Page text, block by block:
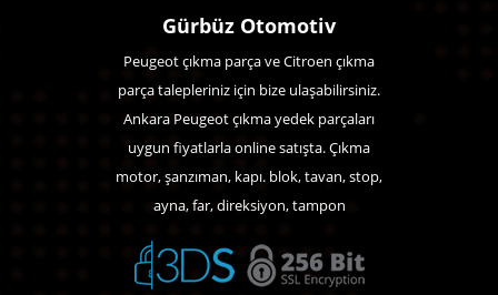
Gürbüz Otomotiv
Peugeot çıkma parça ve Citroen çıkma
parça talepleriniz için bize ulaşabilirsiniz.
Ankara Peugeot çıkma yedek parçaları
uygun fiyatlarla online satışta. Çıkma
motor, şanzıman, kapı. blok, tavan, stop,
ayna, far, direksiyon, tampon